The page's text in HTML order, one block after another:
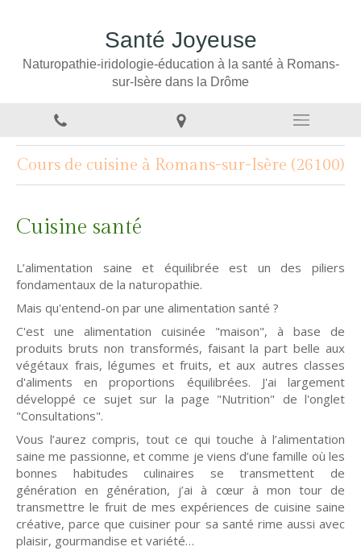
Santé Joyeuse
Naturopathie-iridologie-éducation à la santé à Romans-
sur-Isère dans la Drôme
Cours de cuisine à Romans-sur-Isère (26100)
Cuisine santé
L’alimentation saine et équilibrée est un des piliers
fondamentaux de la naturopathie.
Mais qu'entend-on par une alimentation santé ?
C'est une alimentation cuisinée "maison", à base de
produits bruts non transformés, faisant la part belle aux
végétaux frais, légumes et fruits, et aux autres classes
d'aliments en proportions équilibrées. J'ai largement
développé ce sujet sur la page "Nutrition" de l'onglet
"Consultations".
Vous l’aurez compris, tout ce qui touche à l’alimentation
saine me passionne, et comme je viens d’une famille où les
bonnes habitudes culinaires se transmettent de
génération en génération, j’ai à cœur à mon tour de
transmettre le fruit de mes expériences de cuisine saine
créative, parce que cuisiner pour sa santé rime aussi avec
plaisir, gourmandise et variété…